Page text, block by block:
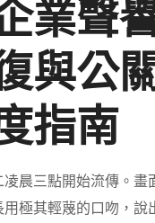
業聲
與公
指南
晨三點開始流傳。畫
極其輕蔑的口吻，說